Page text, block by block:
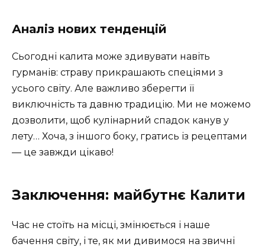
Аналіз нових тенденцій
Сьогодні калита може здивувати навіть
гурманів: страву прикрашають спеціями з
усього світу. Але важливо зберегти її
виключність та давню традицію. Ми не можемо
дозволити, щоб кулінарний спадок канув у
лету… Хоча, з іншого боку, гратись із рецептами
— це завжди цікаво!
Заключення: майбутнє Калити
Час не стоїть на місці, змінюється і наше
бачення світу, і те, як ми дивимося на звичні